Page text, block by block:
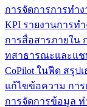
การจัดการการทำ
KPI รายงานการท
การสื่อสารภายใน
ทสาธารณะและแช
CoPilot ในฟีด สรุป
แก้ไขข้อความ กา
การจัดการข้อมูล ท